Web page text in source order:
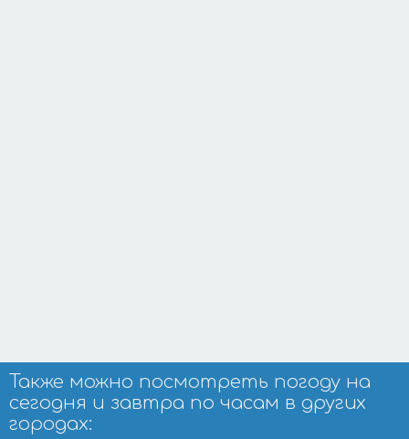
Также можно посмотреть погоду на
сегодня и завтра по часам в других
городах: